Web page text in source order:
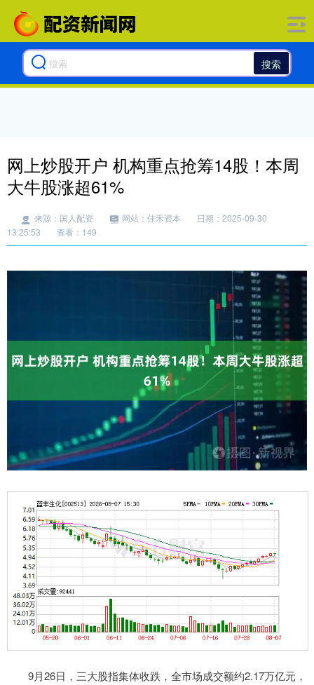
搜索
网上炒股开户 机构重点抢筹14股！本周
大牛股涨超61%
来源：国人配资 网站：佳禾资本
日期：2025-09-30
13:25:53
查看：149
9月26日，三大股指集体收跌，全市场成交额约2.17万亿元，